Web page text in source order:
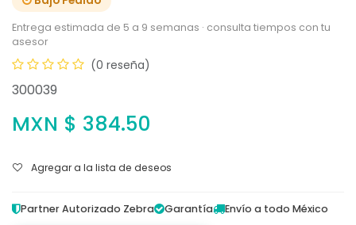
Entrega estimada de 5 a 9 semanas · consulta tiempos con tu
asesor
(0 reseña)
300039
MXN $ 384.50
Agregar a la lista de deseos
Partner Autorizado Zebra Garantía Envío a todo México